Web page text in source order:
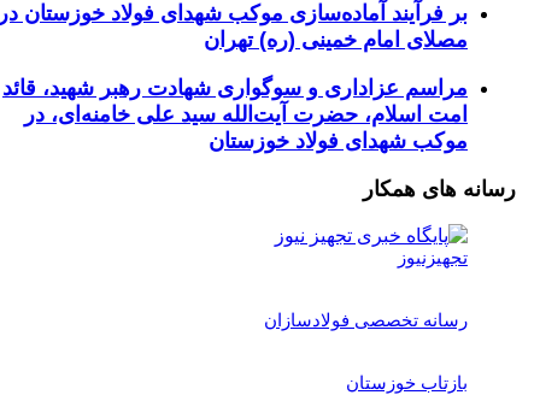
فرآیند آماده‌سازی موکب شهدای فولاد خوزستان در
امام خمینی (ره) تهران
عزاداری و سوگواری شهادت رهبر شهید، قائد
اسلام، حضرت آیت‌الله سید علی خامنه‌ای، در
شهدای فولاد خوزستان
های همکار
تخصصی فولادسازان
خوزستان